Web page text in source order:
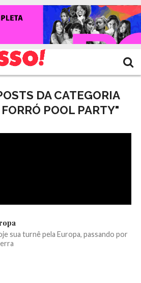
DA CATEGORIA
POOL PARTY"
sua turnê pela Europa, passando por